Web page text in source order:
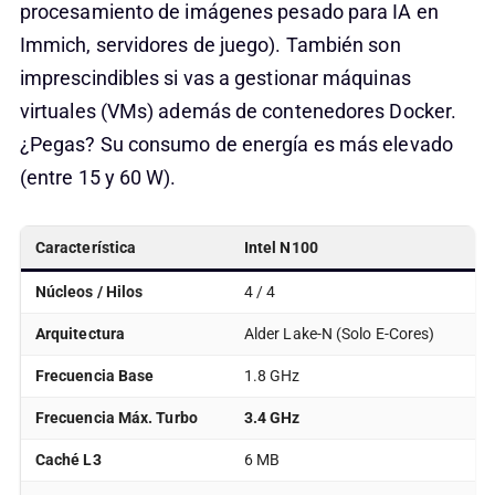
procesamiento de imágenes pesado para IA en
Immich, servidores de juego). También son
imprescindibles si vas a gestionar máquinas
virtuales (VMs) además de contenedores Docker.
¿Pegas? Su consumo de energía es más elevado
(entre 15 y 60 W).
Característica Intel N100
Núcleos / Hilos 4 / 4
Arquitectura Alder Lake-N (Solo E-Cores)
Frecuencia Base 1.8 GHz
Frecuencia Máx. Turbo 3.4 GHz
Caché L3 6 MB